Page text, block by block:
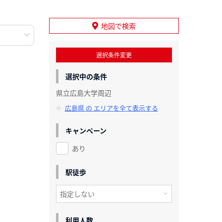
地図で検索
選択条件変更
選択中の条件
県立広島大学周辺
広島県 の エリアを全て表示する
キャンペーン
あり
駅徒歩
利用人数